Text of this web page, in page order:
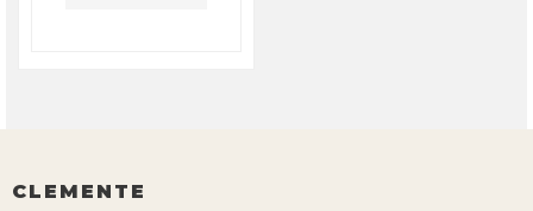
CLEMENTE